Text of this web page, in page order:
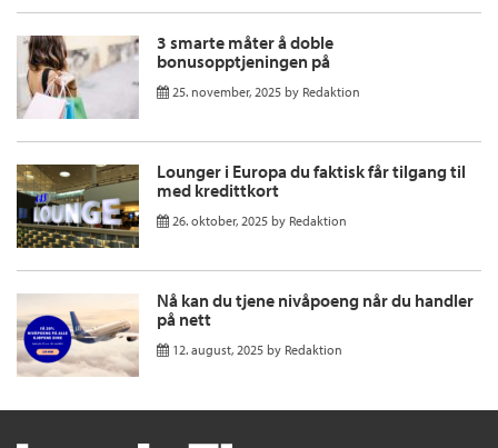
3 smarte måter å doble
bonusopptjeningen på
25. november, 2025 by Redaktion
Lounger i Europa du faktisk får tilgang til
med kredittkort
26. oktober, 2025 by Redaktion
Nå kan du tjene nivåpoeng når du handler
på nett
12. august, 2025 by Redaktion